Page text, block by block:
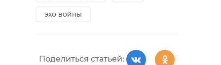
эхо войны
Поделиться статьей: